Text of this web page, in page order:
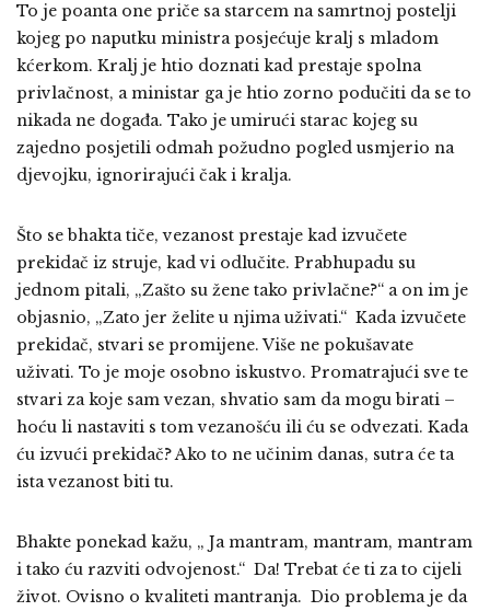
To je poanta one priče sa starcem na samrtnoj postelji
kojeg po naputku ministra posjećuje kralj s mladom
kćerkom. Kralj je htio doznati kad prestaje spolna
privlačnost, a ministar ga je htio zorno podučiti da se to
nikada ne događa. Tako je umirući starac kojeg su
zajedno posjetili odmah požudno pogled usmjerio na
djevojku, ignorirajući čak i kralja.
Što se bhakta tiče, vezanost prestaje kad izvučete
prekidač iz struje, kad vi odlučite. Prabhupadu su
jednom pitali, „Zašto su žene tako privlačne?“ a on im je
objasnio, „Zato jer želite u njima uživati.“ Kada izvučete
prekidač, stvari se promijene. Više ne pokušavate
uživati. To je moje osobno iskustvo. Promatrajući sve te
stvari za koje sam vezan, shvatio sam da mogu birati –
hoću li nastaviti s tom vezanošću ili ću se odvezati. Kada
ću izvući prekidač? Ako to ne učinim danas, sutra će ta
ista vezanost biti tu.
Bhakte ponekad kažu, „ Ja mantram, mantram, mantram
i tako ću razviti odvojenost.“ Da! Trebat će ti za to cijeli
život. Ovisno o kvaliteti mantranja. Dio problema je da